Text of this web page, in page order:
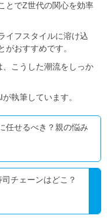
とでZ世代の関心を効率
イフスタイルに溶け込
おすすめです。
こうした潮流をしっか
執筆しています。
任せるべき？親の悩み
司チェーンはどこ？